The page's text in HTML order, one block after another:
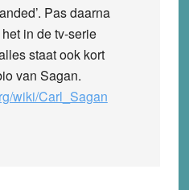
Pas daarna
in de tv-serie
staat ook kort
van Sagan.
wiki/Carl_Sagan